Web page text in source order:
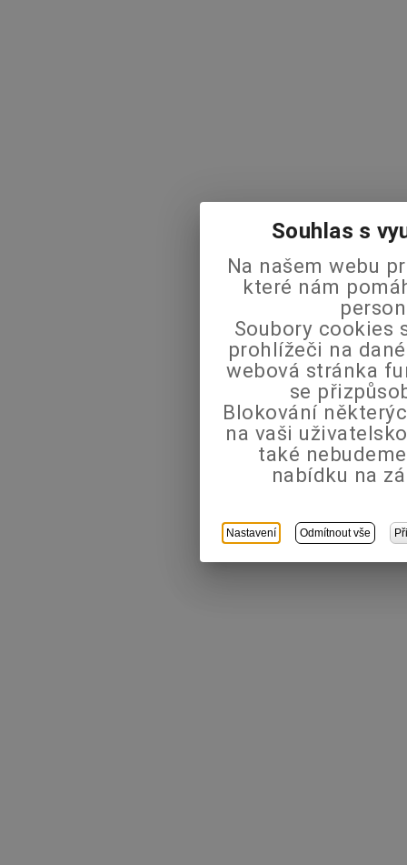
Souhlas s
Na našem webu
které nám
Soubory cookies
prohlížeči na
webová stránka
se
Blokování
na vaši
také
nabídku na
Nastavení Odmítnout vše